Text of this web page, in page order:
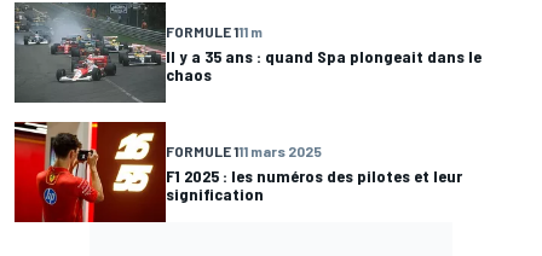
FORMULE 111 m
Il y a 35 ans : quand Spa plongeait dans le
chaos
FORMULE 111 mars 2025
F1 2025 : les numéros des pilotes et leur
signification